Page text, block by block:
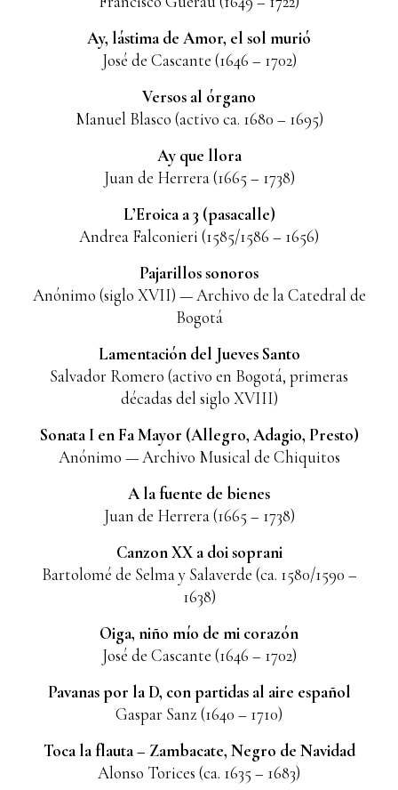
Ay, lástima de Amor, el sol murió
José de Cascante (1646 – 1702)
Versos al órgano
Manuel Blasco (activo ca. 1680 – 1695)
Ay que llora
Juan de Herrera (1665 – 1738)
L’Eroica a 3 (pasacalle)
Andrea Falconieri (1585/1586 – 1656)
Pajarillos sonoros
Anónimo (siglo XVII) — Archivo de la Catedral de
Bogotá
Lamentación del Jueves Santo
Salvador Romero (activo en Bogotá, primeras
décadas del siglo XVIII)
Sonata I en Fa Mayor (Allegro, Adagio, Presto)
Anónimo — Archivo Musical de Chiquitos
A la fuente de bienes
Juan de Herrera (1665 – 1738)
Canzon XX a doi soprani
Bartolomé de Selma y Salaverde (ca. 1580/1590 –
1638)
Oiga, niño mío de mi corazón
José de Cascante (1646 – 1702)
Pavanas por la D, con partidas al aire español
Gaspar Sanz (1640 – 1710)
Toca la flauta – Zambacate, Negro de Navidad
Alonso Torices (ca. 1635 – 1683)